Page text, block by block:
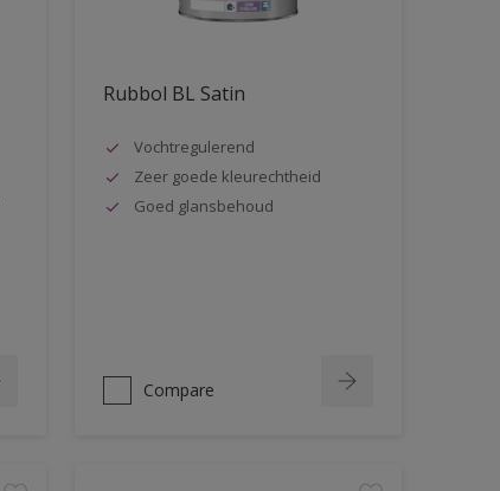
Rubbol BL Satin
Vochtregulerend
Zeer goede kleurechtheid
Goed glansbehoud
Compare